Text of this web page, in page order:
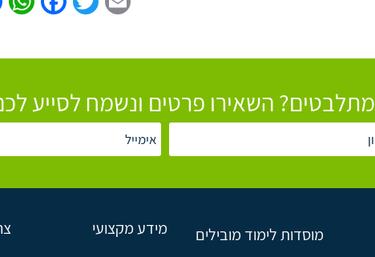
מתלבטים? השאירו פרטים ונשמח לסייע
מוסדות לימוד מובילים מידע מקצועי